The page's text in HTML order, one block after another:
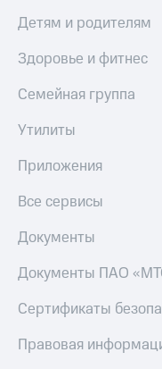
Детям и родителям
Здоровье и фитнес
Семейная группа
Утилиты
Приложения
Все сервисы
Документы
Документы ПАО
Сертификаты
Правовая